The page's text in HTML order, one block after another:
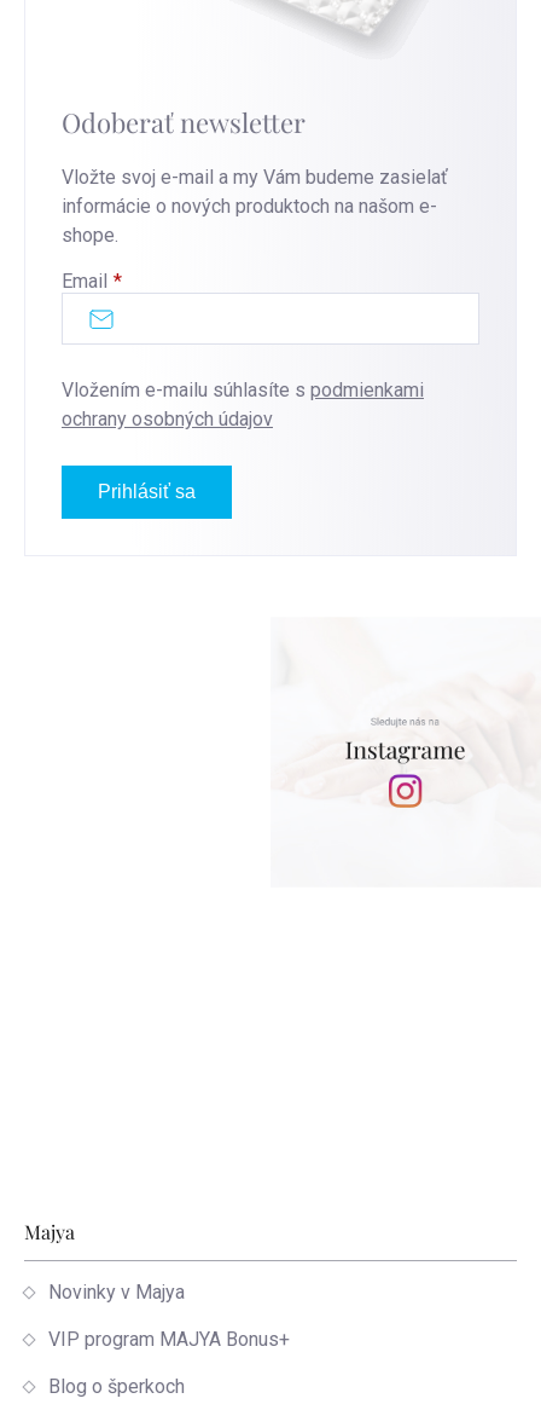
Odoberať newsletter
Vložte svoj e-mail a my Vám budeme zasielať
informácie o nových produktoch na našom e-
shope.
Email
Vložením e-mailu súhlasíte s podmienkami
ochrany osobných údajov
Prihlásiť sa
Zápätie
Majya
Novinky v Majya
VIP program MAJYA Bonus+
Blog o šperkoch